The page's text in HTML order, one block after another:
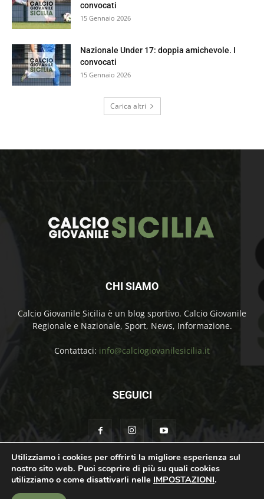
convocati
15 Gennaio 2026
Nazionale Under 17: doppia amichevole. I
convocati
15 Gennaio 2026
Carica altri
CHI SIAMO
Calcio Giovanile Sicilia è un blog sportivo. Calcio Giovanile
Regionale e Nazionale, Sport, News, Informazione.
Contattaci: info@calciogiovanilesicilia.it
SEGUICI
Chi Siamo Contatti Cookie Policy Privacy Policy
© Calcio Giovanile Sicilia Copyright by Rosolino Ciprì | Support by
Utilizziamo i cookies per offrirti la migliore esperienza sul
nostro sito web. Puoi scoprire di più su quali cookies
utilizziamo o come disattivarli nelle IMPOSTAZIONI.